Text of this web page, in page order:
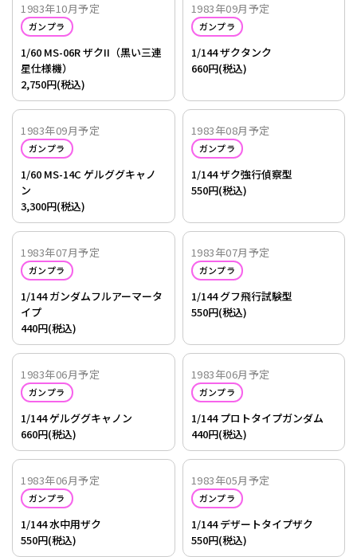
1983年10月予定
ガンプラ
1/60 MS-06R ザクII（黒い三連
星仕様機）
2,750円(税込)
1983年09月予定
ガンプラ
1/144 ザクタンク
660円(税込)
1983年09月予定
ガンプラ
1/60 MS-14C ゲルググキャノ
ン
3,300円(税込)
1983年08月予定
ガンプラ
1/144 ザク強行偵察型
550円(税込)
1983年07月予定
ガンプラ
1/144 ガンダムフルアーマータ
イプ
440円(税込)
1983年07月予定
ガンプラ
1/144 グフ飛行試験型
550円(税込)
1983年06月予定
ガンプラ
1/144 ゲルググキャノン
660円(税込)
1983年06月予定
ガンプラ
1/144 プロトタイプガンダム
440円(税込)
1983年06月予定
ガンプラ
1/144 水中用ザク
550円(税込)
1983年05月予定
ガンプラ
1/144 デザートタイプザク
550円(税込)